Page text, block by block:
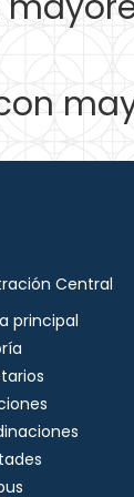
Central
principal